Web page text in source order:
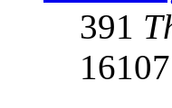
391
16107